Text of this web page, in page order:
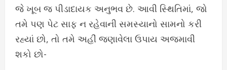
જે ખૂબ જ પીડાદાયક અનુભવ છે. આવી સ્થિતિમાં, જો
તમે પણ પેટ સાફ ન રહેવાની સમસ્યાનો સામનો કરી
રહ્યાં છો, તો તમે અહીં જણાવેલા ઉપાય અજમાવી
શકો છો-